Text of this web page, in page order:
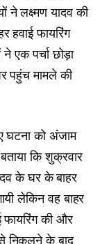
ने लक्ष्मण यादव की
हवाई फायरिंग
एक पर्चा छोड़ा
पहुंच मामले की
घटना को अंजाम
कि शुक्रवार
के घर के बाहर
लेकिन वह बाहर
फायरिंग की और
निकलने के बाद